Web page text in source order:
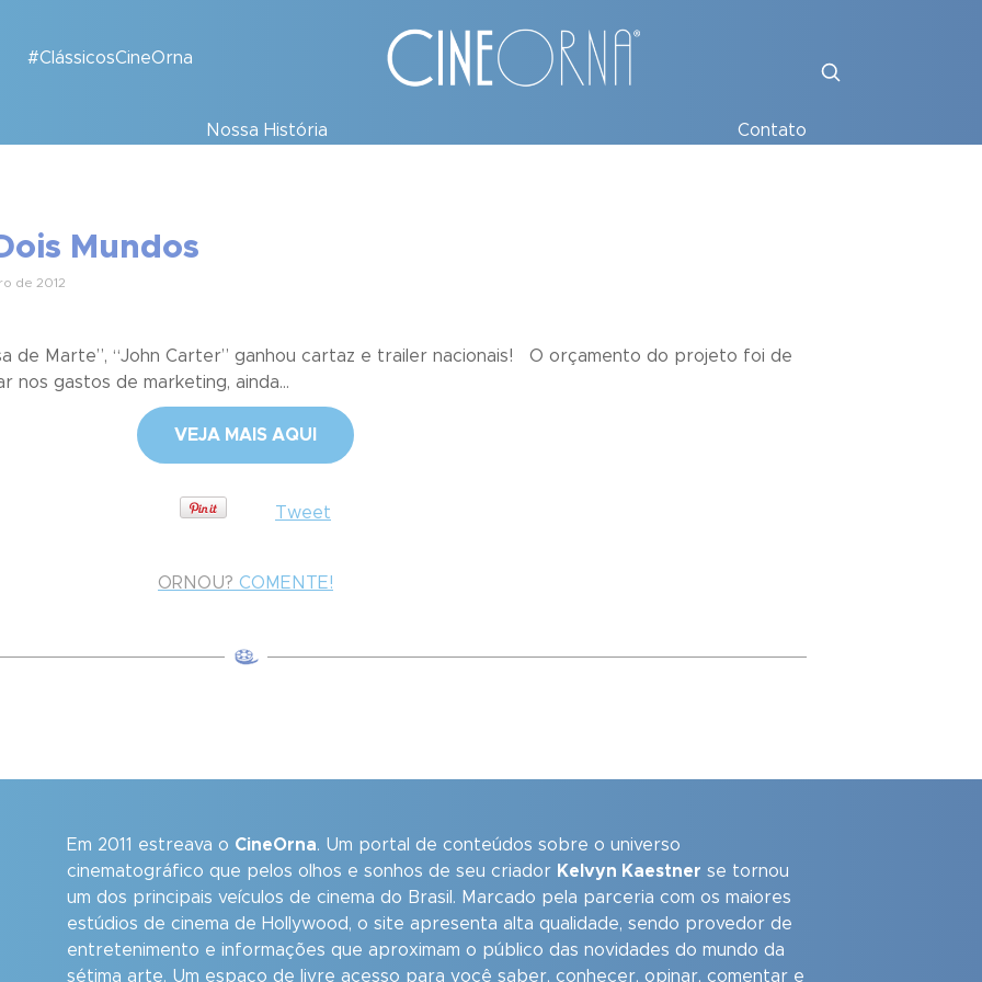
#ClássicosCineOrna
Nossa História Contato
Mundos
de 2012
de Marte”, “John Carter” ganhou cartaz e trailer nacionais! O orçamento do projeto foi de
nos gastos de marketing, ainda...
VEJA MAIS AQUI
Tweet
ORNOU? COMENTE!
Em 2011 estreava o CineOrna. Um portal de conteúdos sobre o universo
cinematográfico que pelos olhos e sonhos de seu criador Kelvyn Kaestner se tornou
um dos principais veículos de cinema do Brasil. Marcado pela parceria com os maiores
estúdios de cinema de Hollywood, o site apresenta alta qualidade, sendo provedor de
entretenimento e informações que aproximam o público das novidades do mundo da
sétima arte. Um espaço de livre acesso para você saber, conhecer, opinar, comentar e